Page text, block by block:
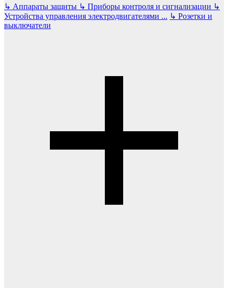
↳ Аппараты защиты ↳ Приборы контроля и сигнализации ↳
Устройства управления электродвигателями ... ↳ Розетки и
выключатели